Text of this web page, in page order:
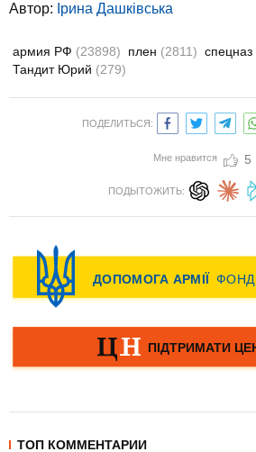
Автор: Ірина Дашківська
армия РФ (23898) плен (2811) спецназ
Тандит Юрий (279)
ПОДЕЛИТЬСЯ:
Мне нравится 5
ПОДЫТОЖИТЬ:
ТОП КОММЕНТАРИИ